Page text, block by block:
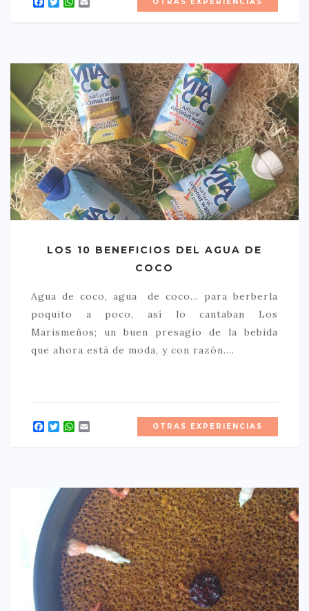
OTRAS EXPERIENCIAS
LOS 10 BENEFICIOS DEL AGUA DE
COCO
Agua de coco, agua de coco… para berberla
poquito a poco, así lo cantaban Los
Marismeños; un buen presagio de la bebida
que ahora está de moda, y con razón.…
Facebook
Twitter
WhatsApp OTRAS EXPERIENCIAS